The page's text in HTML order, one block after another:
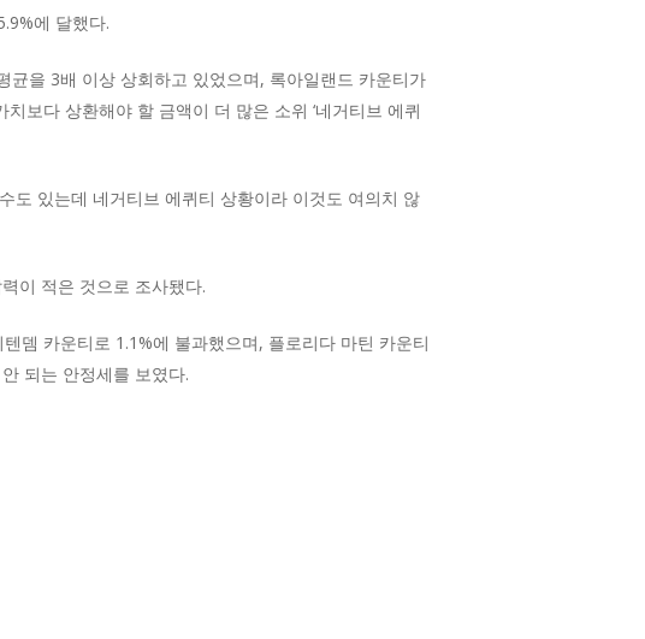
에 달했다.
을 3배 이상 상회하고 있었으며, 록아일랜드 카운티가
보다 상환해야 할 금액이 더 많은 소위 ‘네거티브 에퀴
도 있는데 네거티브 에퀴티 상황이라 이것도 여의치 않
이 적은 것으로 조사됐다.
뎀 카운티로 1.1%에 불과했으며, 플로리다 마틴 카운티
되는 안정세를 보였다.